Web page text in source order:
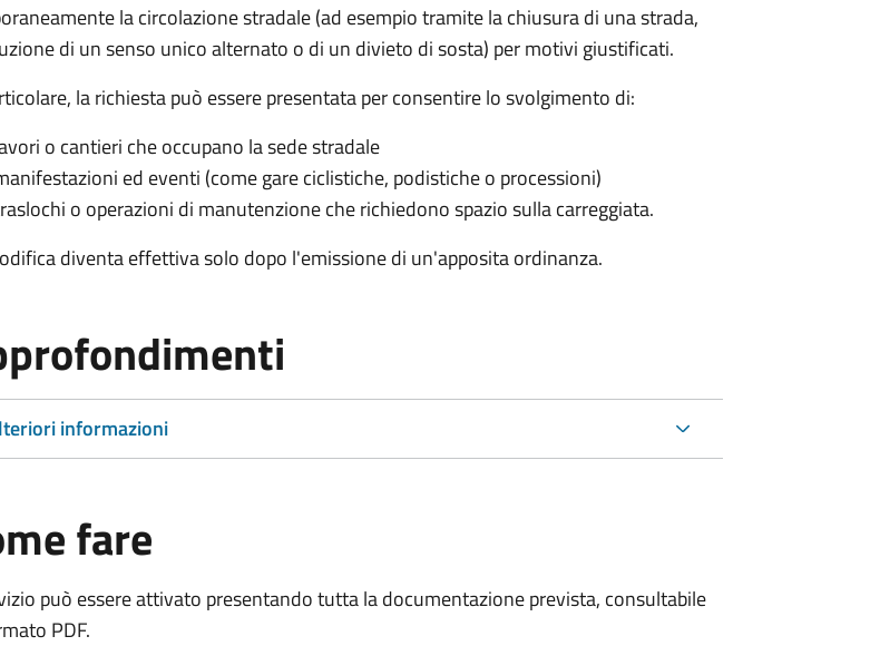
la circolazione stradale (ad esempio tramite la chiusura di una strada,
di un senso unico alternato o di un divieto di sosta) per motivi giustificati.
la richiesta può essere presentata per consentire lo svolgimento di:
o cantieri che occupano la sede stradale
ed eventi (come gare ciclistiche, podistiche o processioni)
o operazioni di manutenzione che richiedono spazio sulla carreggiata.
diventa effettiva solo dopo l'emissione di un'apposita ordinanza.
informazioni
fare
può essere attivato presentando tutta la documentazione prevista, consultabile
PDF.